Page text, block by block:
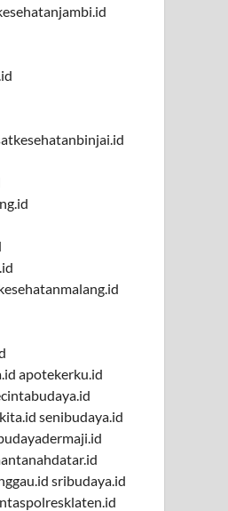
apotekerku.id
senibudaya.id
sribudaya.id